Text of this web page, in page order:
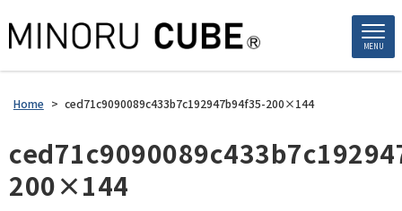
MENU
Home > ced71c9090089c433b7c192947b94f35-200×144
200×144